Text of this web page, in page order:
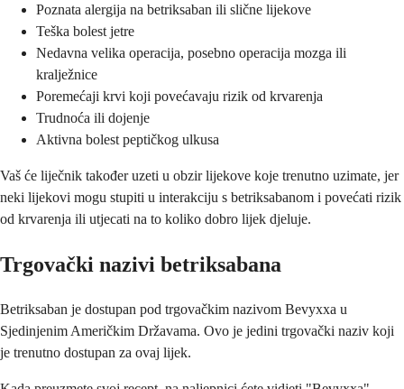
Poznata alergija na betriksaban ili slične lijekove
Teška bolest jetre
Nedavna velika operacija, posebno operacija mozga ili
kralježnice
Poremećaji krvi koji povećavaju rizik od krvarenja
Trudnoća ili dojenje
Aktivna bolest peptičkog ulkusa
Vaš će liječnik također uzeti u obzir lijekove koje trenutno uzimate, jer
neki lijekovi mogu stupiti u interakciju s betriksabanom i povećati rizik
od krvarenja ili utjecati na to koliko dobro lijek djeluje.
Trgovački nazivi betriksabana
Betriksaban je dostupan pod trgovačkim nazivom Bevyxxa u
Sjedinjenim Američkim Državama. Ovo je jedini trgovački naziv koji
je trenutno dostupan za ovaj lijek.